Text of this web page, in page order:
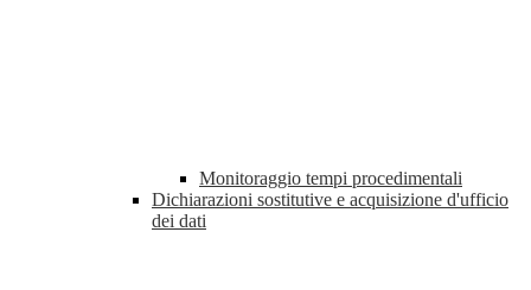
Monitoraggio tempi procedimentali
Dichiarazioni sostitutive e acquisizione d'ufficio
dei dati